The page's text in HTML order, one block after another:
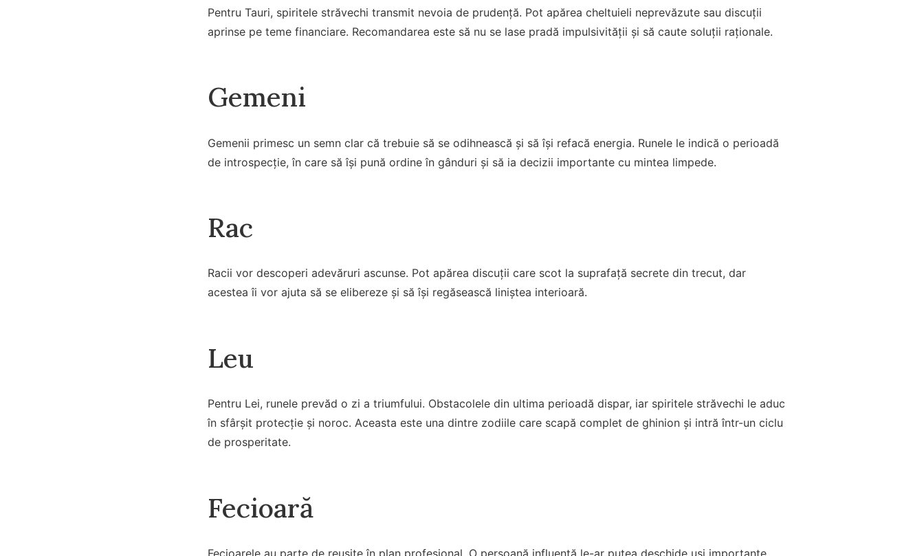
Pentru Tauri, spiritele străvechi transmit nevoia de prudență. Pot apărea cheltuieli neprevăzute sau discuții
aprinse pe teme financiare. Recomandarea este să nu se lase pradă impulsivității și să caute soluții raționale.
Gemeni
Gemenii primesc un semn clar că trebuie să se odihnească și să își refacă energia. Runele le indică o perioadă
de introspecție, în care să își pună ordine în gânduri și să ia decizii importante cu mintea limpede.
Rac
Racii vor descoperi adevăruri ascunse. Pot apărea discuții care scot la suprafață secrete din trecut, dar
acestea îi vor ajuta să se elibereze și să își regăsească liniștea interioară.
Leu
Pentru Lei, runele prevăd o zi a triumfului. Obstacolele din ultima perioadă dispar, iar spiritele străvechi le aduc
în sfârșit protecție și noroc. Aceasta este una dintre zodiile care scapă complet de ghinion și intră într-un ciclu
de prosperitate.
Fecioară